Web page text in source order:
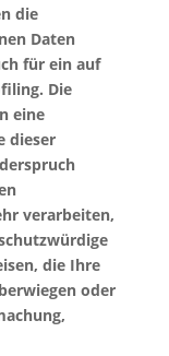
die
Daten
für ein auf
Die
eine
dieser
verarbeiten,
die Ihre
oder